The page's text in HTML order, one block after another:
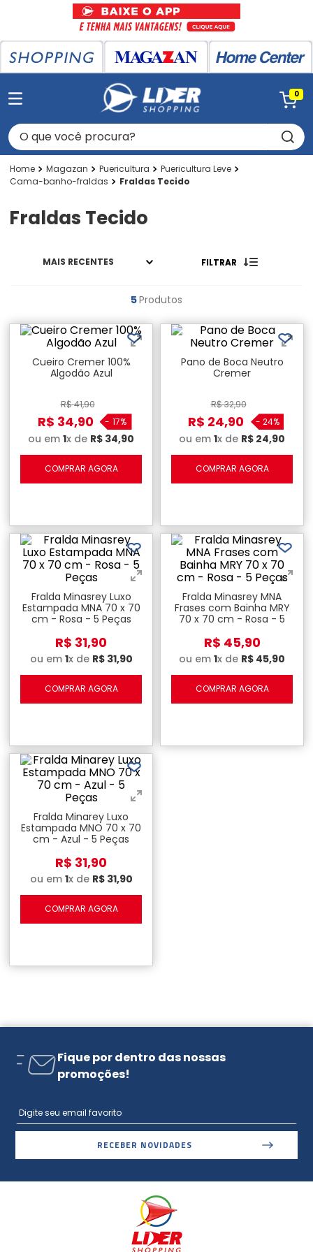
0
O que você procura?
Magazan Puericultura
Puericultura Leve
Cama-banho-fraldas
Fraldas Tecido
Fraldas Tecido
MAIS RECENTES FILTRAR
5Produtos
Cueiro Cremer 100%
Algodão Azul
R$41,90
R$ 34,90 - 17%
ou em 1x de R$ 34,90
COMPRAR AGORA
Pano de Boca Neutro
Cremer
R$32,90
R$ 24,90 - 24%
ou em 1x de R$ 24,90
COMPRAR AGORA
Fralda Minasrey Luxo
Estampada MNA 70 x 70
cm - Rosa - 5 Peças
R$ 31,90
ou em 1x de R$ 31,90
COMPRAR AGORA
Fralda Minasrey MNA
Frases com Bainha MRY
70 x 70 cm - Rosa - 5
R$ 45,90
ou em 1x de R$ 45,90
COMPRAR AGORA
Fralda Minarey Luxo
Estampada MNO 70 x 70
cm - Azul - 5 Peças
R$ 31,90
ou em 1x de R$ 31,90
COMPRAR AGORA
Fique por dentro das nossas
promoções!
RECEBER NOVIDADES